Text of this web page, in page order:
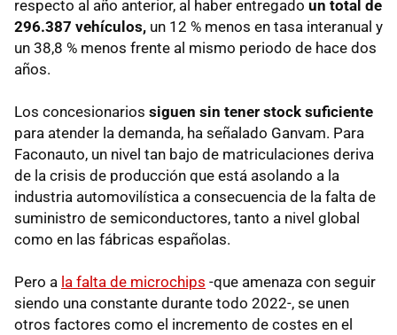
respecto al año anterior, al haber entregado un total de
296.387 vehículos, un 12 % menos en tasa interanual y
un 38,8 % menos frente al mismo periodo de hace dos
años.
Los concesionarios siguen sin tener stock suficiente
para atender la demanda, ha señalado Ganvam. Para
Faconauto, un nivel tan bajo de matriculaciones deriva
de la crisis de producción que está asolando a la
industria automovilística a consecuencia de la falta de
suministro de semiconductores, tanto a nivel global
como en las fábricas españolas.
Pero a la falta de microchips -que amenaza con seguir
siendo una constante durante todo 2022-, se unen
otros factores como el incremento de costes en el